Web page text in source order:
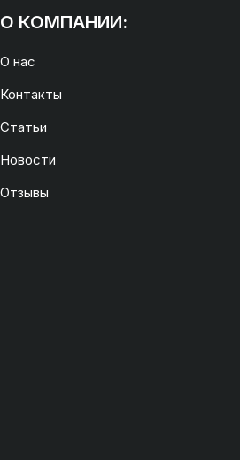
О КОМПАНИИ:
О нас
Контакты
Статьи
Новости
Отзывы